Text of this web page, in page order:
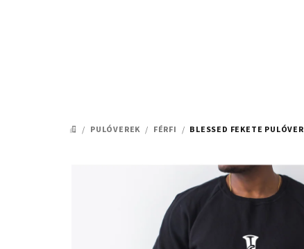
KEZDŐLAP
/ PULÓVEREK / FÉRFI / BLESSED FEKETE PULÓVER